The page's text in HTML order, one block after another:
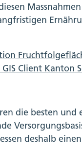
GIS Client Kanton
die besten
deshalb